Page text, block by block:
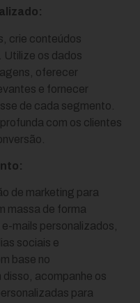
crie conteúdos
Utilize os dados
oferecer
e fornecer
de cada segmento.
com os clientes
de marketing para
massa de forma
mails personalizados,
sociais e
base no
acompanhe os
para